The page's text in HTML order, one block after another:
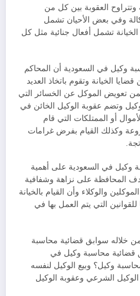
العقوبة بين كل من
وفي بعض الأحيان تشمل
الخيانة تشمل أفعال جنائية مثل كل
وكيل في السعودية أن المحاكم
الخيانة وتقوم باتخاذ العديد
تعويض الموكل عن الخسائر التي
وتضم عقوبة الوكيل الخائن في
أو الممتلكات التي قام
وكذلك القيام بفرض غرامات
وكيل في السعودية على أهمية
المحافظة على نزاهة وشفافية
والوكلاء وأن القيام بالخيانة
للقوانين التي يتم العمل بها في
من خلاله سوابق قضائية محاسبة
قضائية محاسبة وكيل في
وكيل؟ وبيع الوكيل لنفسه
الشرعي وعقوبة الوكيل